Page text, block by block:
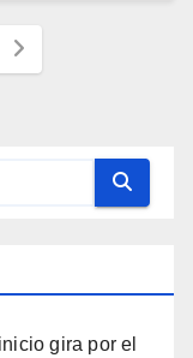
gira por el